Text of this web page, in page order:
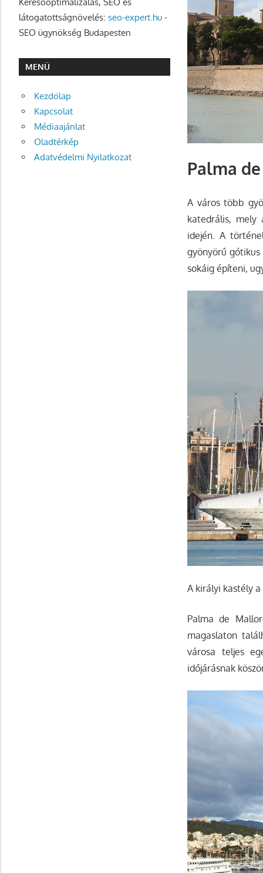
Palma
A város több
katedrális, mely
idején. A
gyönyörű
sokáig építeni,
A királyi kastély
Palma de
magaslaton
városa teljes
időjárásnak
látogatottságnövelés: seo-expert.hu -
SEO ügynökség Budapesten
MENÜ
Kezdőlap
Kapcsolat
Médiaajánlat
Oladtérkép
Adatvédelmi Nyilatkozat